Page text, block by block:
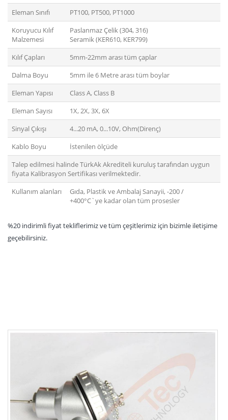
Eleman Sınıfı
PT100, PT500, PT1000
Koruyucu Kılıf
Malzemesi
Paslanmaz Çelik (304, 316)
Seramik (KER610, KER799)
Kılıf Çapları
5mm-22mm arası tüm çaplar
Dalma Boyu
5mm ile 6 Metre arası tüm boylar
Eleman Yapısı
Class A, Class B
Eleman Sayısı
1X, 2X, 3X, 6X
Sinyal Çıkışı
4...20 mA, 0...10V, Ohm(Direnç)
Kablo Boyu
İstenilen ölçüde
Talep edilmesi halinde TürkAk Akrediteli kuruluş tarafından uygun
fiyata Kalibrasyon Sertifikası verilmektedir.
Kullanım alanları
Gıda, Plastik ve Ambalaj Sanayii, -200 /
+400°C`ye kadar olan tüm prosesler
%20 indirimli fiyat tekliflerimiz ve tüm çeşitlerimiz için bizimle iletişime
geçebilirsiniz.